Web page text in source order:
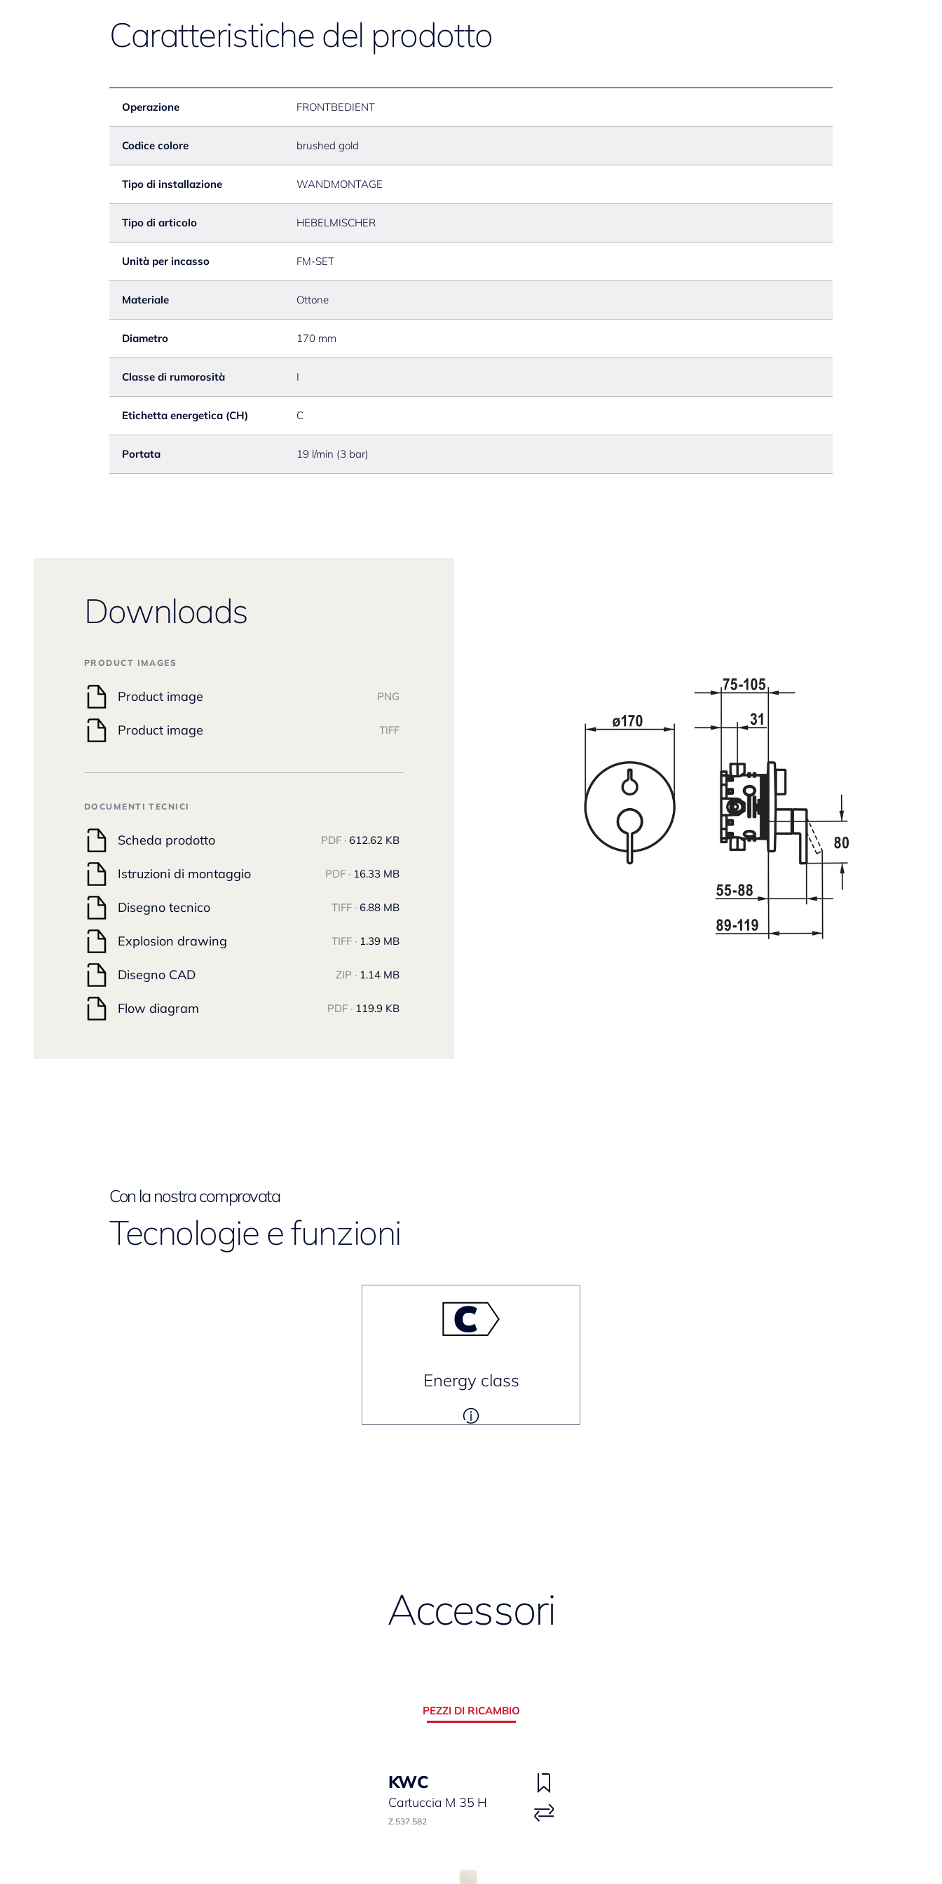
Caratteristiche del prodotto
Operazione FRONTBEDIENT
Codice colore brushed gold
Tipo di installazione WANDMONTAGE
Tipo di articolo HEBELMISCHER
Unità per incasso FM-SET
Materiale Ottone
Diametro 170 mm
Classe di rumorosità I
Etichetta energetica (CH) C
Portata 19 l/min (3 bar)
Downloads
PRODUCT IMAGES
Product image PNG
Product image TIFF
DOCUMENTI TECNICI
Scheda prodotto PDF · 612.62 KB
Istruzioni di montaggio PDF · 16.33 MB
Disegno tecnico TIFF · 6.88 MB
Explosion drawing TIFF · 1.39 MB
Disegno CAD ZIP · 1.14 MB
Flow diagram PDF · 119.9 KB
Con la nostra comprovata
Tecnologie e funzioni
Energy class
Accessori
PEZZI DI RICAMBIO
KWC
Cartuccia M 35 H
Z.537.582